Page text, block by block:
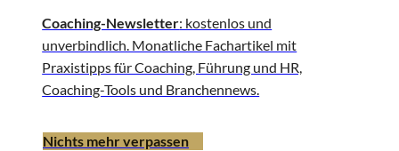
Coaching-Newsletter: kostenlos und
unverbindlich. Monatliche Fachartikel mit
Praxistipps für Coaching, Führung und HR,
Coaching-Tools und Branchennews.
Nichts mehr verpassen